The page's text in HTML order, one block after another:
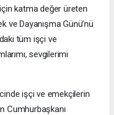
katma değer üreten
ve Dayanışma Günü’nü
tüm işçi ve
sevgilerimi
işçi ve emekçilerin
Cumhurbaşkanı